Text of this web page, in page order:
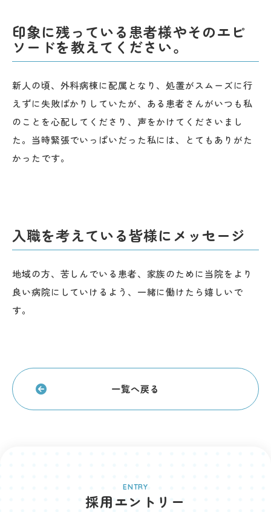
印象に残っている患者様やそのエピ
ソードを教えてください。
新人の頃、外科病棟に配属となり、処置がスムーズに行
えずに失敗ばかりしていたが、ある患者さんがいつも私
のことを心配してくださり、声をかけてくださいまし
た。当時緊張でいっぱいだった私には、とてもありがた
かったです。
入職を考えている皆様にメッセージ
地域の方、苦しんでいる患者、家族のために当院をより
良い病院にしていけるよう、一緒に働けたら嬉しいで
す。
一覧へ戻る
ENTRY
採用エントリー